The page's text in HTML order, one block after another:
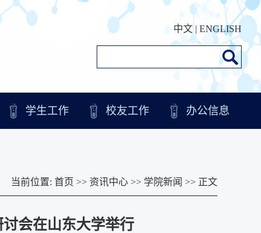
中文 | ENGLISH
学生工作 校友工作 办公信息
当前位置: 首页 >> 资讯中心 >> 学院新闻 >> 正文
会在山东大学举行